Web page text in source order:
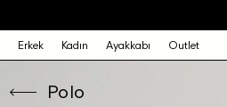
Erkek Kadın Ayakkabı Outlet
Polo